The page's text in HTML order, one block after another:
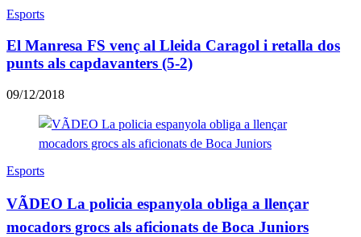
Esports
El Manresa FS venç al Lleida Caragol i retalla dos
punts als capdavanters (5-2)
09/12/2018
Esports
VÃDEO La policia espanyola obliga a llençar
mocadors grocs als aficionats de Boca Juniors